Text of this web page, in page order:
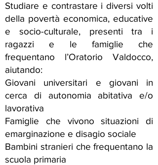
Studiare e contrastare i diversi volti
della povertà economica, educative
e socio-culturale, presenti tra i
ragazzi e le famiglie che
frequentano l’Oratorio Valdocco,
aiutando:
Giovani universitari e giovani in
cerca di autonomia abitativa e/o
lavorativa
Famiglie che vivono situazioni di
emarginazione e disagio sociale
Bambini stranieri che frequentano la
scuola primaria